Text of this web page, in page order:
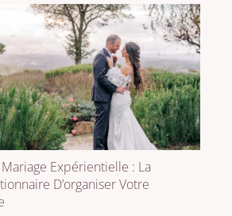
Expérientielle : La
D’organiser Votre